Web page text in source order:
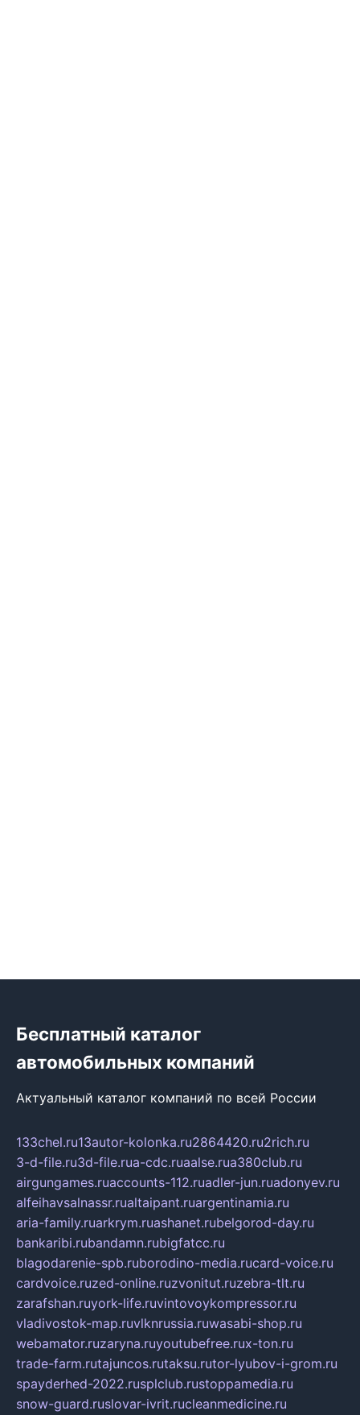
Бесплатный каталог
автомобильных компаний
Актуальный каталог компаний по всей России
133chel.ru13autor-kolonka.ru2864420.ru2rich.ru
3-d-file.ru3d-file.rua-cdc.ruaalse.rua380club.ru
airgungames.ruaccounts-112.ruadler-jun.ruadonyev.ru
alfeihavsalnassr.rualtaipant.ruargentinamia.ru
aria-family.ruarkrym.ruashanet.rubelgorod-day.ru
bankaribi.rubandamn.rubigfatcc.ru
blagodarenie-spb.ruborodino-media.rucard-voice.ru
cardvoice.ruzed-online.ruzvonitut.ruzebra-tlt.ru
zarafshan.ruyork-life.ruvintovoykompressor.ru
vladivostok-map.ruvlknrussia.ruwasabi-shop.ru
webamator.ruzaryna.ruyoutubefree.rux-ton.ru
trade-farm.rutajuncos.rutaksu.rutor-lyubov-i-grom.ru
spayderhed-2022.rusplclub.rustoppamedia.ru
snow-guard.ruslovar-ivrit.rucleanmedicine.ru